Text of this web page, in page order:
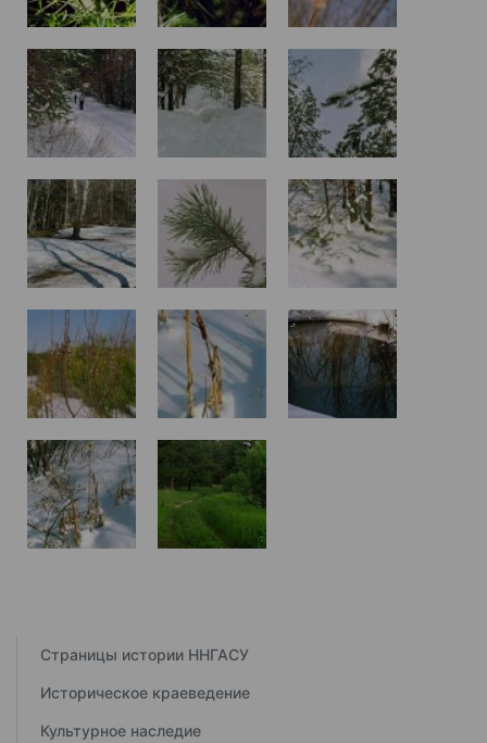
Страницы истории ННГАСУ
Историческое краеведение
Культурное наследие